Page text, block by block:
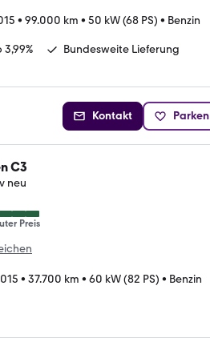
• 99.000 km • 50 kW (68 PS) • Benzin
Bundesweite Lieferung
Kontakt Parken
C3
neu
Preis
• 37.700 km • 60 kW (82 PS) • Benzin